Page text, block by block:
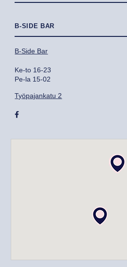
B-SIDE BAR
B-Side Bar
Ke-to 16-23
Pe-la 15-02
Työpajankatu 2